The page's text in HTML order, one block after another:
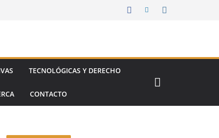
TECNOLÓGICAS Y DERECHO
CONTACTO